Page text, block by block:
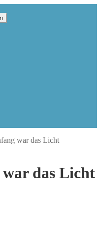
war das Licht
das Licht